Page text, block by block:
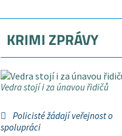
KRIMI ZPRÁVY
Vedra stojí i za únavou řidičů
Policisté žádají veřejnost o
spolupráci